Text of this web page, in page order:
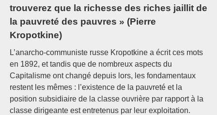
trouverez que la richesse des riches jaillit de
la pauvreté des pauvres » (Pierre
Kropotkine)
L’anarcho-communiste russe Kropotkine a écrit ces mots
en 1892, et tandis que de nombreux aspects du
Capitalisme ont changé depuis lors, les fondamentaux
restent les mêmes : l’existence de la pauvreté et la
position subsidiaire de la classe ouvrière par rapport à la
classe dirigeante est entretenus par leur exploitation.